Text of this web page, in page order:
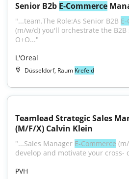
Senior B2b E-Commerce
"...team.The Role:As Senior B2B
(m/w/d) you'll orchestrate the B2B
O+O..."
L'Oreal
Düsseldorf, Raum Krefeld
Teamlead Strategic Sales
(M/F/X) Calvin Klein
"...Sales Manager E-Commerce
develop and motivate your cross-
PVH